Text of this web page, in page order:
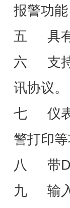
报警功
五 具有
六 支持
讯协议。
七 仪表
警打印
八 带
九 输入